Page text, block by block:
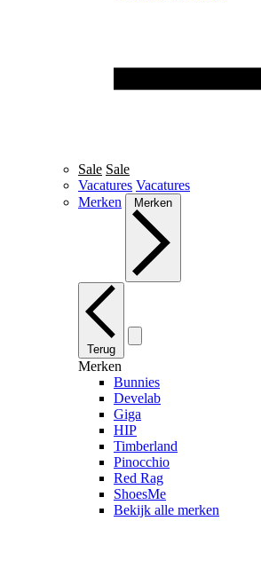
Sale Sale
Vacatures Vacatures
Merken
Merken
Terug
Merken
Bunnies
Develab
Giga
HIP
Timberland
Pinocchio
Red Rag
ShoesMe
Bekijk alle merken